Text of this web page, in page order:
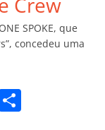
ar
SPOKE, que
concedeu uma